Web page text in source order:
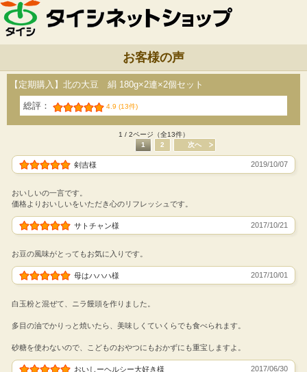
お客様の声
【定期購入】北の大豆 絹 180g×2連×2個セット
総評： 4.9 (13件)
1 / 2ページ（全13件）
1
2 次へ
剣吉様 2019/10/07
おいしいの一言です。
価格よりおいしいをいただき心のリフレッシュです。
サトチャン様 2017/10/21
お豆の風味がとってもお気に入りです。
母はハハハ様 2017/10/01
白玉粉と混ぜて、ニラ饅頭を作りました。
多目の油でかりっと焼いたら、美味しくていくらでも食べられます。
砂糖を使わないので、こどものおやつにもおかずにも重宝しますよ。
おいしーヘルシー大好き様 2017/06/30